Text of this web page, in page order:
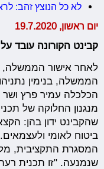
לא כל הנוצץ זהב:
יום ראשון, 19.7.2020
קבינט הקורונה עובד
לאחר אישור
הממשלה, בנימין
הכלכלה עמיר פרץ ושר
מנגנון החלוקה של
שהקבינט ידון בהן:
ביטוח לאומי
המסגרת התקציבית,
שנמנעה. "זו תכנית